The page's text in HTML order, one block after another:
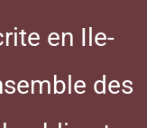
en Ile-
des